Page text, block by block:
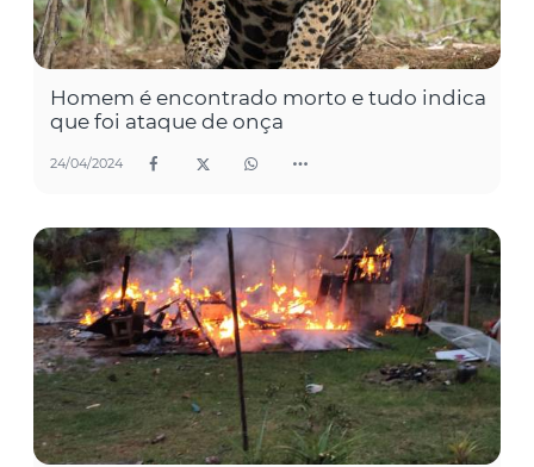
Homem é encontrado morto e tudo indica
que foi ataque de onça
24/04/2024